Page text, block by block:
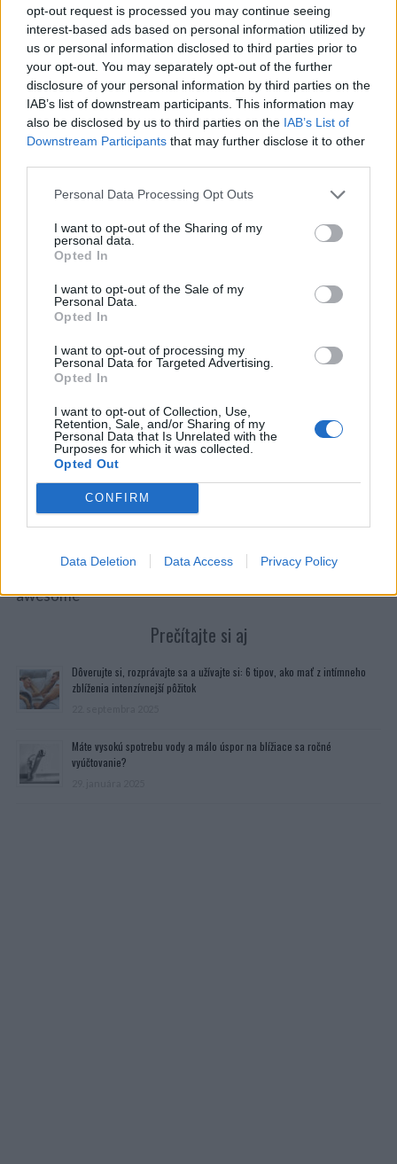
opt-out request is processed you may continue seeing
interest-based ads based on personal information utilized by
us or personal information disclosed to third parties prior to
your opt-out. You may separately opt-out of the further
disclosure of your personal information by third parties on the
IAB’s list of downstream participants. This information may
also be disclosed by us to third parties on the IAB’s List of
Downstream Participants that may further disclose it to other
Personal Data Processing Opt Outs
I want to opt-out of the Sharing of my
personal data.
Opted In
I want to opt-out of the Sale of my
Personal Data.
Opted In
I want to opt-out of processing my
Personal Data for Targeted Advertising.
Opted In
I want to opt-out of Collection, Use,
Retention, Sale, and/or Sharing of my
Personal Data that Is Unrelated with the
Purposes for which it was collected.
Opted Out
CONFIRM
Data Deletion Data Access Privacy Policy
vybavená aj Wi-Fi signálom a keďže je poháňaná
solárnou energiu, každá kabína je otvorená 24 hodín
denne a môže byť použitá úplne zadarmo.
Škoda, že naše telefónne búdky nedostali takúto šancu.
Zdroj: BK-The insider’s guide to Bangkok
Zdroj: BK-The insider’s guide to Bangkok
Zdroj: BK-The insider’s guide to Bangkok
Zdroj: BK-The insider’s guide to Bangkok
Zdroj: http://bk.asia-city.com/city-living/news/tot-
turning-phone-booths-bike-repair-pitstops-and-its-
awesome
Prečítajte si aj
Dôverujte si, rozprávajte sa a užívajte si: 6 tipov, ako mať z intímneho
zblíženia intenzívnejší pôžitok
Máte vysokú spotrebu vody a málo úspor na blížiace sa ročné
vyúčtovanie?
c
h
f
o
r
: